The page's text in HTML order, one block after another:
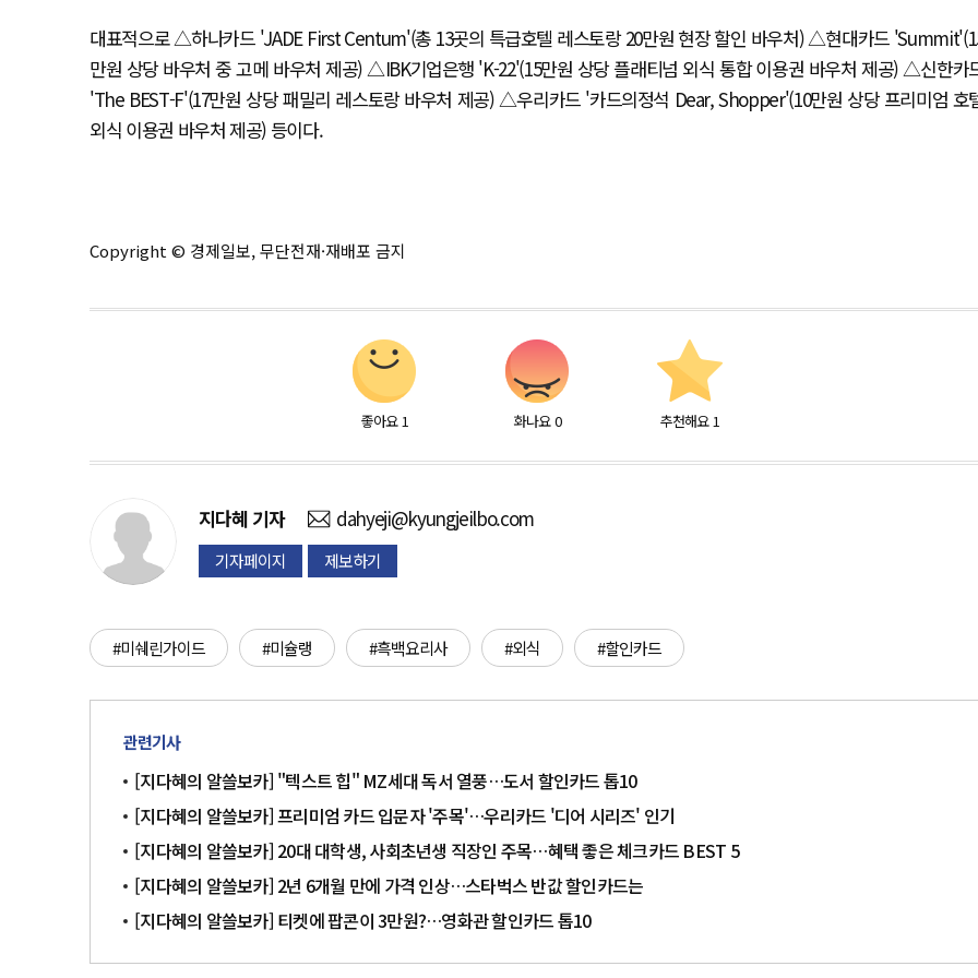
대표적으로 △하나카드 'JADE First Centum'(총 13곳의 특급호텔 레스토랑 20만원 현장 할인 바우처) △현대카드
만원 상당 바우처 중 고메 바우처 제공) △IBK기업은행 'K-22'(15만원 상당 플래티넘 외식 통합 이용권 바우처 제공) △신한카
'The BEST-F'(17만원 상당 패밀리 레스토랑 바우처 제공) △우리카드 '카드의정석 Dear, Shopper'(10만원 상당 프리미엄 호
외식 이용권 바우처 제공) 등이다.
Copyright © 경제일보, 무단전재·재배포 금지
좋아요 1 화나요 0 추천해요 1
지다혜 기자 dahyeji@kyungjeilbo.com
기자페이지 제보하기
#미쉐린가이드 #미슐랭 #흑백요리사 #외식 #할인카드
관련기사
[지다혜의 알쓸보카] "텍스트 힙" MZ세대 독서 열풍…도서 할인카드 톱10
[지다혜의 알쓸보카] 프리미엄 카드 입문자 '주목'…우리카드 '디어 시리즈' 인기
[지다혜의 알쓸보카] 20대 대학생, 사회초년생 직장인 주목…혜택 좋은 체크카드 BEST 5
[지다혜의 알쓸보카] 2년 6개월 만에 가격 인상…스타벅스 반값 할인카드는
[지다혜의 알쓸보카] 티켓에 팝콘이 3만원?…영화관 할인카드 톱10